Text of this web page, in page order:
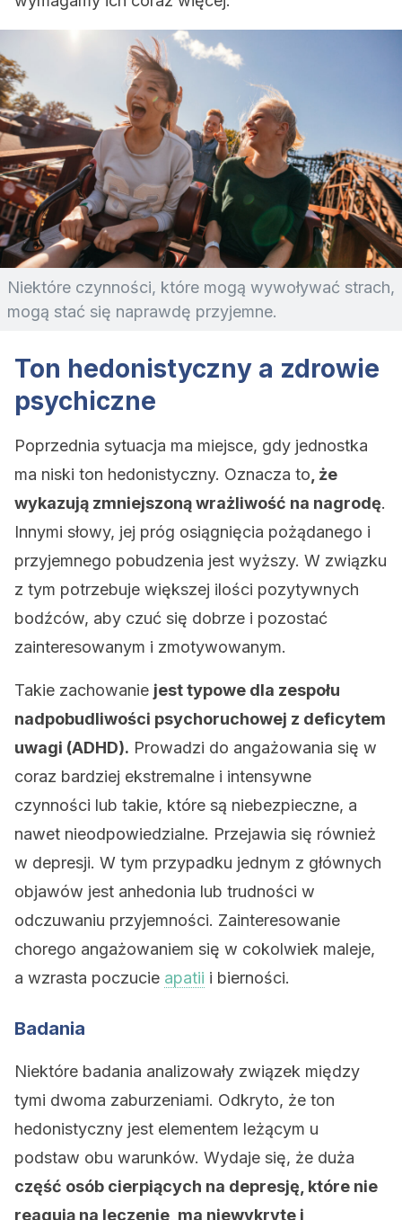
Niektóre czynności, które mogą wywoływać strach,
mogą stać się naprawdę przyjemne.
Ton hedonistyczny a zdrowie
psychiczne
Poprzednia sytuacja ma miejsce, gdy jednostka
ma niski ton hedonistyczny. Oznacza to , że
wykazują zmniejszoną wrażliwość na nagrodę.
Innymi słowy, jej próg osiągnięcia pożądanego i
przyjemnego pobudzenia jest wyższy. W związku
z tym potrzebuje większej ilości pozytywnych
bodźców, aby czuć się dobrze i pozostać
zainteresowanym i zmotywowanym.
Takie zachowanie jest typowe dla zespołu
nadpobudliwości psychoruchowej z deficytem
uwagi (ADHD). Prowadzi do angażowania się w
coraz bardziej ekstremalne i intensywne
czynności lub takie, które są niebezpieczne, a
nawet nieodpowiedzialne. Przejawia się również
w depresji. W tym przypadku jednym z głównych
objawów jest anhedonia lub trudności w
odczuwaniu przyjemności. Zainteresowanie
chorego angażowaniem się w cokolwiek maleje,
a wzrasta poczucie apatii i bierności.
Badania
Niektóre badania analizowały związek między
tymi dwoma zaburzeniami. Odkryto, że ton
hedonistyczny jest elementem leżącym u
podstaw obu warunków. Wydaje się, że duża
część osób cierpiących na depresję, które nie
reagują na leczenie, ma niewykryte i